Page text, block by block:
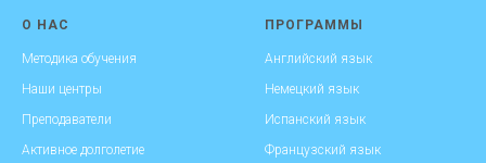
О НАС
Методика обучения
Наши центры
Преподаватели
Активное долголетие
ПРОГРАММЫ
Английский язык
Немецкий язык
Испанский язык
Французский язык